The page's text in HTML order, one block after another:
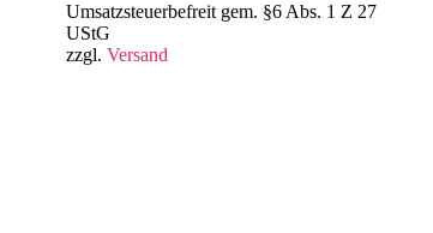
Umsatzsteuerbefreit gem. §6 Abs. 1 Z 27
UStG
zzgl. Versand